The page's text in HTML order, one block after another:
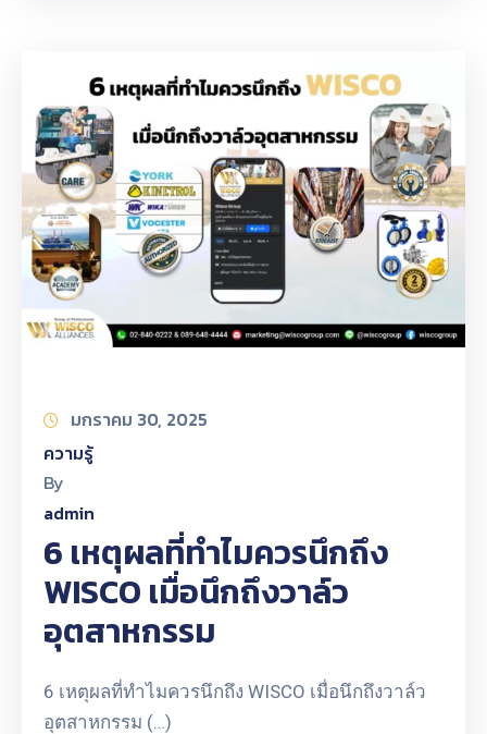
มกราคม 30, 2025
ความรู้
By
admin
6 เหตุผลที่ทำไมควรนึกถึง
WISCO เมื่อนึกถึงวาล์ว
อุตสาหกรรม
6 เหตุผลที่ทำไมควรนึกถึง WISCO เมื่อนึกถึงวาล์ว
อุตสาหกรรม (…)